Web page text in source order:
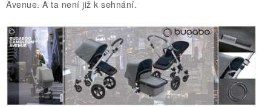
Avenue. A ta není již k sehnání.